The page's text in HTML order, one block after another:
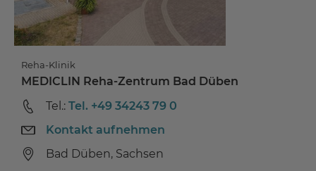
Reha-Klinik
MEDICLIN Reha-Zentrum Bad Düben
Tel.: Tel. +49 34243 79 0
Kontakt aufnehmen
Bad Düben, Sachsen